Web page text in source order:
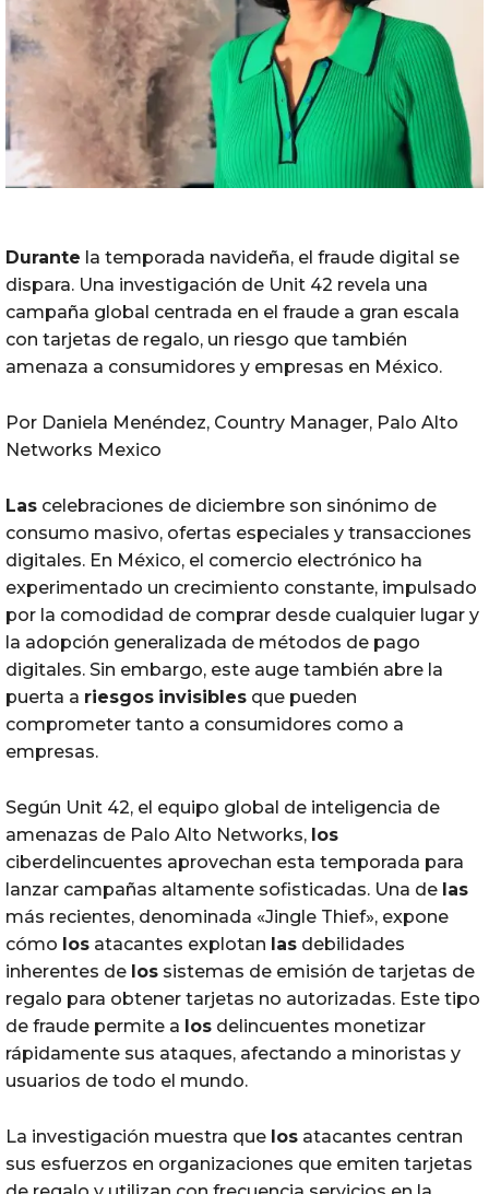
Durante la temporada navideña, el fraude digital se
dispara. Una investigación de Unit 42 revela una
campaña global centrada en el fraude a gran escala
con tarjetas de regalo, un riesgo que también
amenaza a consumidores y empresas en México.
Por Daniela Menéndez, Country Manager, Palo Alto
Networks Mexico
Las celebraciones de diciembre son sinónimo de
consumo masivo, ofertas especiales y transacciones
digitales. En México, el comercio electrónico ha
experimentado un crecimiento constante, impulsado
por la comodidad de comprar desde cualquier lugar y
la adopción generalizada de métodos de pago
digitales. Sin embargo, este auge también abre la
puerta a riesgos invisibles que pueden
comprometer tanto a consumidores como a
empresas.
Según Unit 42, el equipo global de inteligencia de
amenazas de Palo Alto Networks, los
ciberdelincuentes aprovechan esta temporada para
lanzar campañas altamente sofisticadas. Una de las
más recientes, denominada «Jingle Thief», expone
cómo los atacantes explotan las debilidades
inherentes de los sistemas de emisión de tarjetas de
regalo para obtener tarjetas no autorizadas. Este tipo
de fraude permite a los delincuentes monetizar
rápidamente sus ataques, afectando a minoristas y
usuarios de todo el mundo.
La investigación muestra que los atacantes centran
sus esfuerzos en organizaciones que emiten tarjetas